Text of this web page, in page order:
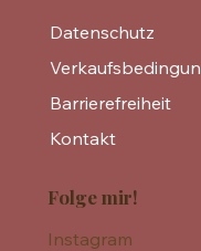
Datenschutz
Barrierefreiheit
Kontakt
Folge mir!
Instagram